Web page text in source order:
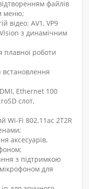
файлів
меню;
відео: AV1, VP9
з динамічним
плавної роботи
встановлення
Ethernet 100
слот,
Wi-Fi 802.11ac 2T2R
аксесуарів,
з підтримкою
для